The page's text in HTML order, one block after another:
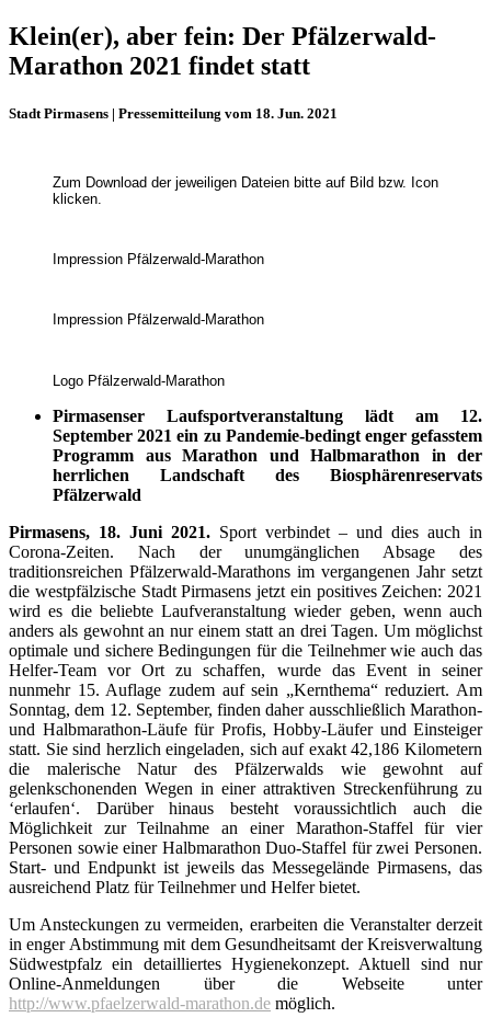
Klein(er), aber fein: Der Pfälzerwald-
Marathon 2021 findet statt
Stadt Pirmasens | Pressemitteilung vom 18. Jun. 2021
Zum Download der jeweiligen Dateien bitte auf Bild bzw. Icon
klicken.
Impression Pfälzerwald-Marathon
Impression Pfälzerwald-Marathon
Logo Pfälzerwald-Marathon
Pirmasenser Laufsportveranstaltung lädt am 12.
September 2021 ein zu Pandemie-bedingt enger gefasstem
Programm aus Marathon und Halbmarathon in der
herrlichen Landschaft des Biosphärenreservats
Pfälzerwald
Pirmasens, 18. Juni 2021. Sport verbindet – und dies auch in
Corona-Zeiten. Nach der unumgänglichen Absage des
traditionsreichen Pfälzerwald-Marathons im vergangenen Jahr setzt
die westpfälzische Stadt Pirmasens jetzt ein positives Zeichen: 2021
wird es die beliebte Laufveranstaltung wieder geben, wenn auch
anders als gewohnt an nur einem statt an drei Tagen. Um möglichst
optimale und sichere Bedingungen für die Teilnehmer wie auch das
Helfer-Team vor Ort zu schaffen, wurde das Event in seiner
nunmehr 15. Auflage zudem auf sein „Kernthema“ reduziert. Am
Sonntag, dem 12. September, finden daher ausschließlich Marathon-
und Halbmarathon-Läufe für Profis, Hobby-Läufer und Einsteiger
statt. Sie sind herzlich eingeladen, sich auf exakt 42,186 Kilometern
die malerische Natur des Pfälzerwalds wie gewohnt auf
gelenkschonenden Wegen in einer attraktiven Streckenführung zu
‘erlaufen‘. Darüber hinaus besteht voraussichtlich auch die
Möglichkeit zur Teilnahme an einer Marathon-Staffel für vier
Personen sowie einer Halbmarathon Duo-Staffel für zwei Personen.
Start- und Endpunkt ist jeweils das Messegelände Pirmasens, das
ausreichend Platz für Teilnehmer und Helfer bietet.
Um Ansteckungen zu vermeiden, erarbeiten die Veranstalter derzeit
in enger Abstimmung mit dem Gesundheitsamt der Kreisverwaltung
Südwestpfalz ein detailliertes Hygienekonzept. Aktuell sind nur
Online-Anmeldungen über die Webseite unter
http://www.pfaelzerwald-marathon.de möglich.